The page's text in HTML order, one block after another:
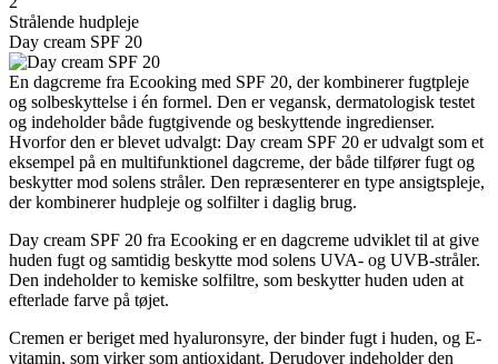
Strålende hudpleje
Day cream SPF 20
En dagcreme fra Ecooking med SPF 20, der kombinerer fugtpleje
og solbeskyttelse i én formel. Den er vegansk, dermatologisk testet
og indeholder både fugtgivende og beskyttende ingredienser.
Hvorfor den er blevet udvalgt: Day cream SPF 20 er udvalgt som et
eksempel på en multifunktionel dagcreme, der både tilfører fugt og
beskytter mod solens stråler. Den repræsenterer en type ansigtspleje,
der kombinerer hudpleje og solfilter i daglig brug.
Day cream SPF 20 fra Ecooking er en dagcreme udviklet til at give
huden fugt og samtidig beskytte mod solens UVA- og UVB-stråler.
Den indeholder to kemiske solfiltre, som beskytter huden uden at
efterlade farve på tøjet.
Cremen er beriget med hyaluronsyre, der binder fugt i huden, og E-
vitamin, som virker som antioxidant. Derudover indeholder den